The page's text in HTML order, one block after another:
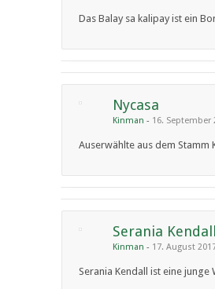
Das Balay sa kalipay ist ein
Nycasa
Kinman 16. September
Auserwählte aus dem Stamm
Serania Kendall
Kinman 17. August
Serania Kendall ist eine junge